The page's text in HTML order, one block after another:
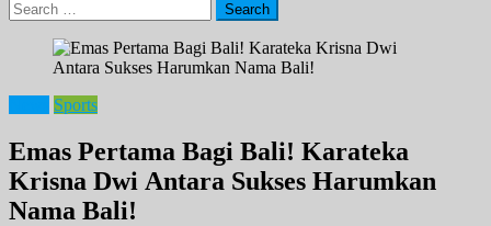
Search
for:
Sports
Emas Pertama Bagi Bali! Karateka
Krisna Dwi Antara Sukses Harumkan
Nama Bali!